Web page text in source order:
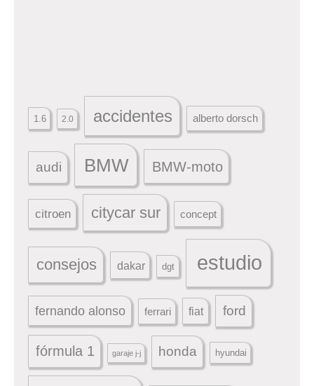
1.6 2.0 accidentes alberto dorsch
audi BMW BMW-moto
citroen citycar sur concept
consejos dakar dgt estudio
fernando alonso ferrari fiat ford
fórmula 1 garaje j-j honda hyundai